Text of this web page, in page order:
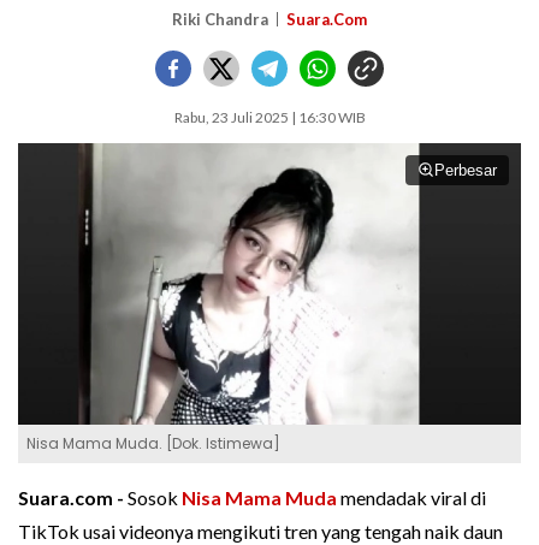
Riki Chandra Suara.Com
Rabu, 23 Juli 2025 | 16:30 WIB
Perbesar
Nisa Mama Muda. [Dok. Istimewa]
Suara.com - Sosok Nisa Mama Muda mendadak viral di
TikTok usai videonya mengikuti tren yang tengah naik daun